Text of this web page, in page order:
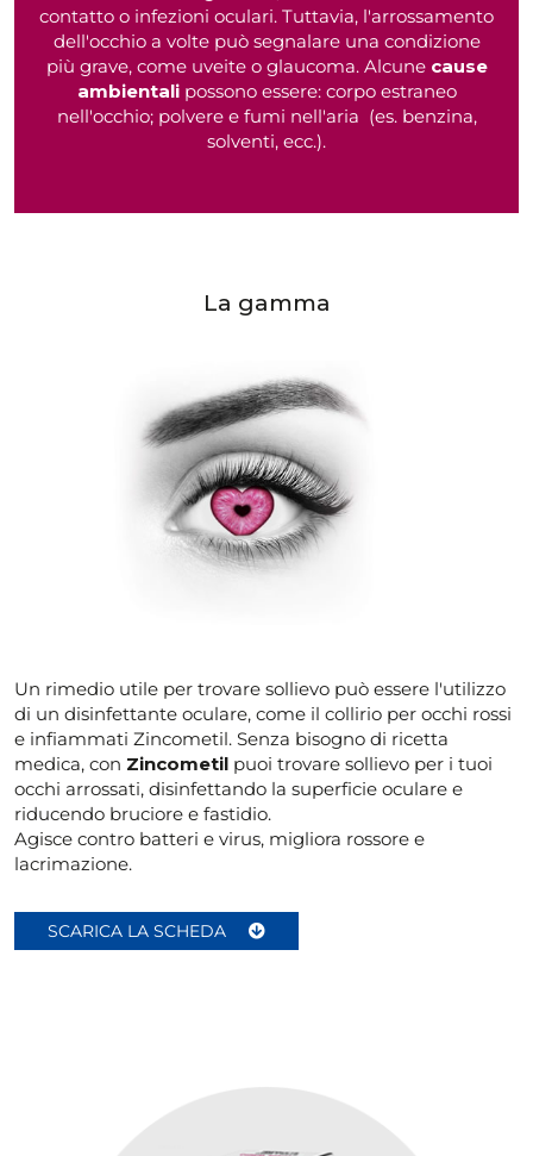
contatto o infezioni oculari. Tuttavia, l'arrossamento
dell'occhio a volte può segnalare una condizione
più grave, come uveite o glaucoma. Alcune cause
ambientali possono essere: corpo estraneo
nell'occhio; polvere e fumi nell'aria (es. benzina,
solventi, ecc.).
La gamma
Un rimedio utile per trovare sollievo può essere l'utilizzo
di un disinfettante oculare, come il collirio per occhi rossi
e infiammati Zincometil. Senza bisogno di ricetta
medica, con Zincometil puoi trovare sollievo per i tuoi
occhi arrossati, disinfettando la superficie oculare e
riducendo bruciore e fastidio.
Agisce contro batteri e virus, migliora rossore e
lacrimazione.
SCARICA LA SCHEDA